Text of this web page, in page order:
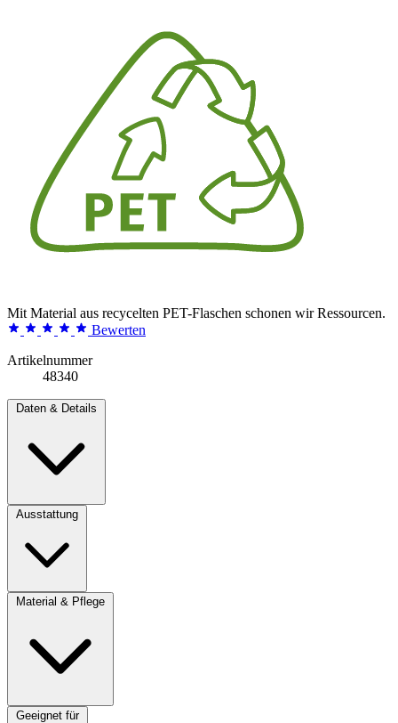
Mit Material aus recycelten PET-Flaschen schonen wir Ressourcen.
Bewerten
Artikelnummer
48340
Daten & Details
Ausstattung
Material & Pflege
Geeignet für